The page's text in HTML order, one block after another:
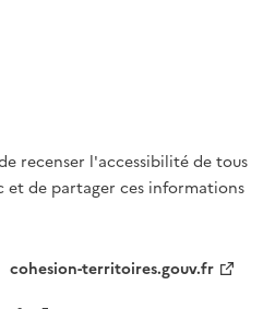
recenser l'accessibilité de tous
et de partager ces informations
cohesion-territoires.gouv.fr